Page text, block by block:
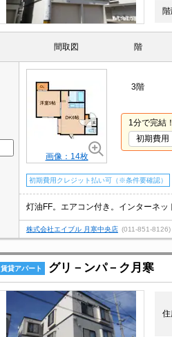
階
間取図 階
画像：14枚
3階
1分で完結
初期費用
初期費用クレジット払い可（※条件要確認）
株式会社エイブル 月寒中央店 (011-851-8126)
賃貸アパート グリ－ンパ－ク月寒
住